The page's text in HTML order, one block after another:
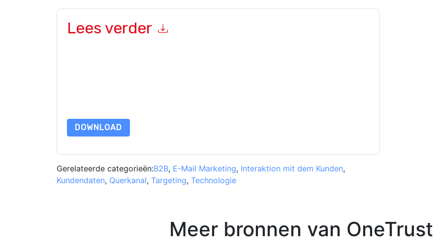
Lees verder
DOWNLOAD
Gerelateerde categorieën:B2B, E-Mail Marketing, Interaktion mit dem Kunden,
Kundendaten, Querkanal, Targeting, Technologie
Meer bronnen van OneTrust